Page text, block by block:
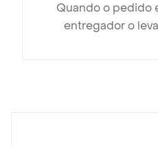
Quando o pedido
entregador o